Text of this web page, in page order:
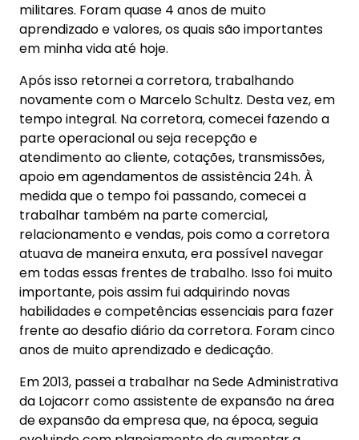
militares. Foram quase 4 anos de muito
aprendizado e valores, os quais são importantes
em minha vida até hoje.
Após isso retornei a corretora, trabalhando
novamente com o Marcelo Schultz. Desta vez, em
tempo integral. Na corretora, comecei fazendo a
parte operacional ou seja recepção e
atendimento ao cliente, cotações, transmissões,
apoio em agendamentos de assistência 24h. À
medida que o tempo foi passando, comecei a
trabalhar também na parte comercial,
relacionamento e vendas, pois como a corretora
atuava de maneira enxuta, era possível navegar
em todas essas frentes de trabalho. Isso foi muito
importante, pois assim fui adquirindo novas
habilidades e competências essenciais para fazer
frente ao desafio diário da corretora. Foram cinco
anos de muito aprendizado e dedicação.
Em 2013, passei a trabalhar na Sede Administrativa
da Lojacorr como assistente de expansão na área
de expansão da empresa que, na época, seguia